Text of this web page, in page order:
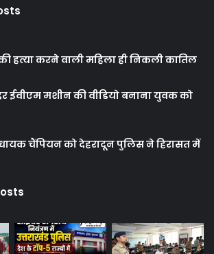
हत्या करने वाली महिला ही निकली कातिल
ईवीएम मशीन की वीडियो बनाना युवक को
चैंपियन को देहरादून पुलिस ने हिरासत में